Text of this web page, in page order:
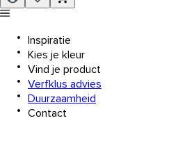
Inspiratie
Kies je kleur
Vind je product
Verfklus advies
Duurzaamheid
Contact